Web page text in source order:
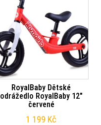
RoyalBaby Dětské
odrážedlo RoyalBaby 12″
červené
1 199 Kč